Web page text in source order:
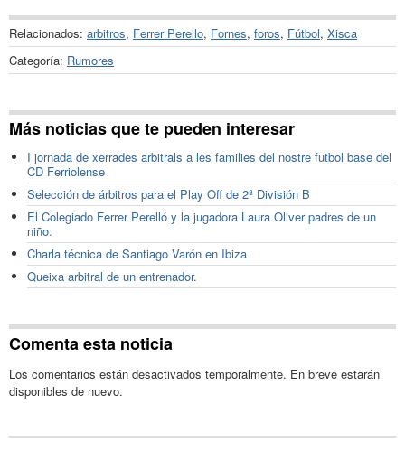
Relacionados: arbitros, Ferrer Perello, Fornes, foros, Fútbol, Xisca
Categoría: Rumores
Más noticias que te pueden interesar
I jornada de xerrades arbitrals a les families del nostre futbol base del
CD Ferriolense
Selección de árbitros para el Play Off de 2ª División B
El Colegiado Ferrer Perelló y la jugadora Laura Oliver padres de un
niño.
Charla técnica de Santiago Varón en Ibiza
Queixa arbitral de un entrenador.
Comenta esta noticia
Los comentarios están desactivados temporalmente. En breve estarán
disponibles de nuevo.